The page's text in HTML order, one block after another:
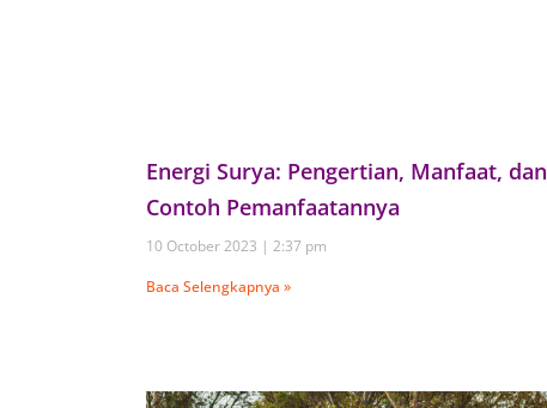
Energi Surya: Pengertian, Manfaat, dan
Contoh Pemanfaatannya
10 October 2023
2:37 pm
Baca Selengkapnya »